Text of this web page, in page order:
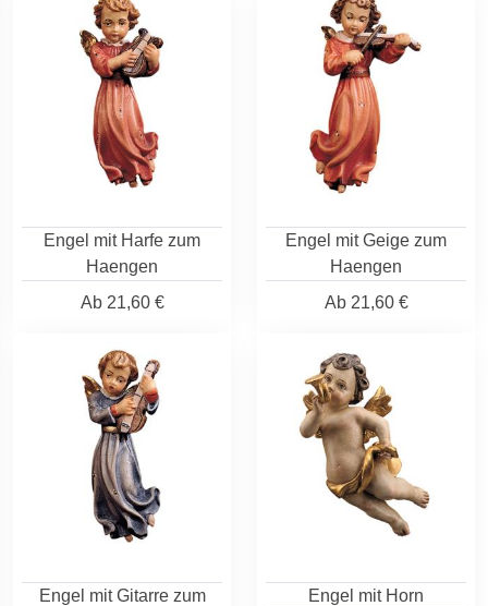
Engel mit Harfe zum
Haengen
Ab21,60 €
Engel mit Geige zum
Haengen
Ab21,60 €
Engel mit Gitarre zum
Engel mit Horn